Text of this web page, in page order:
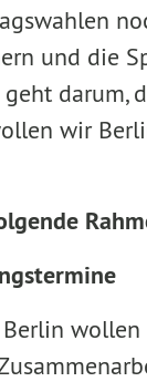
und die
darum,
wir